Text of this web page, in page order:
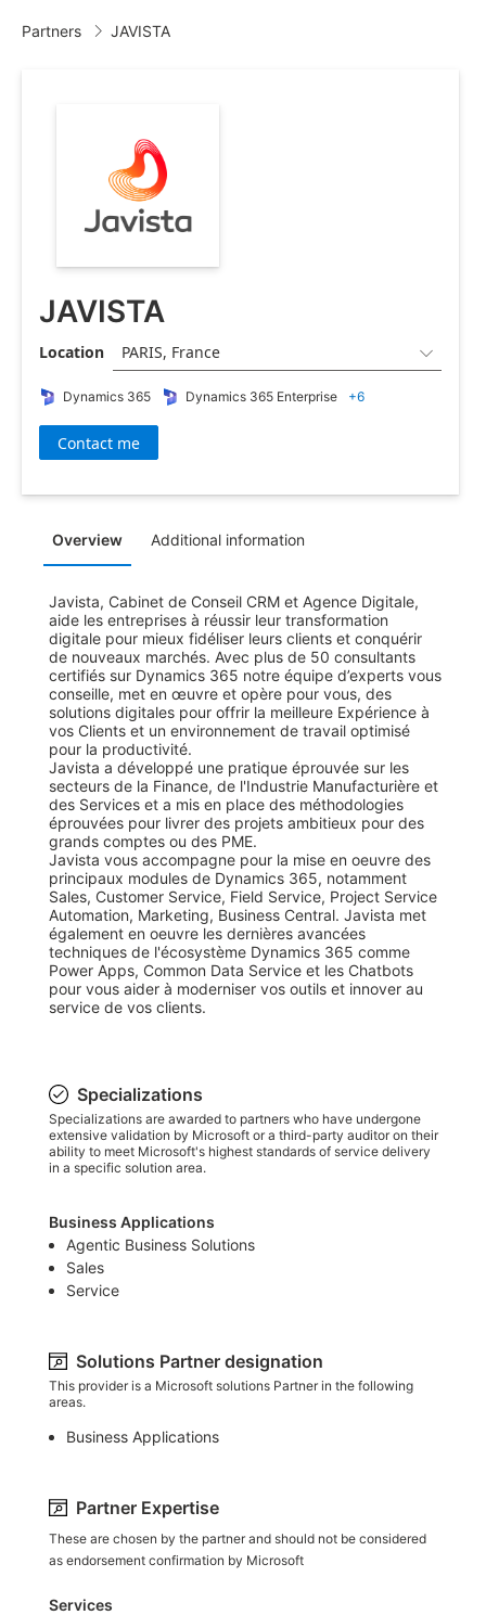
Partners  JAVISTA
JAVISTA
Location PARIS, France 
Dynamics 365 Dynamics 365 Enterprise +6
Contact me
Overview Additional information
Javista, Cabinet de Conseil CRM et Agence Digitale,
aide les entreprises à réussir leur transformation
digitale pour mieux fidéliser leurs clients et conquérir
de nouveaux marchés. Avec plus de 50 consultants
certifiés sur Dynamics 365 notre équipe d’experts vous
conseille, met en œuvre et opère pour vous, des
solutions digitales pour offrir la meilleure Expérience à
vos Clients et un environnement de travail optimisé
pour la productivité.
Javista a développé une pratique éprouvée sur les
secteurs de la Finance, de l'Industrie Manufacturière et
des Services et a mis en place des méthodologies
éprouvées pour livrer des projets ambitieux pour des
grands comptes ou des PME.
Javista vous accompagne pour la mise en oeuvre des
principaux modules de Dynamics 365, notamment
Sales, Customer Service, Field Service, Project Service
Automation, Marketing, Business Central. Javista met
également en oeuvre les dernières avancées
techniques de l'écosystème Dynamics 365 comme
Power Apps, Common Data Service et les Chatbots
pour vous aider à moderniser vos outils et innover au
service de vos clients.
Specializations
Specializations are awarded to partners who have undergone
extensive validation by Microsoft or a third-party auditor on their
ability to meet Microsoft's highest standards of service delivery
in a specific solution area.
Business Applications
Agentic Business Solutions
Sales
Service
Solutions Partner designation
This provider is a Microsoft solutions Partner in the following
areas.
Business Applications
Partner Expertise
These are chosen by the partner and should not be considered
as endorsement confirmation by Microsoft
Services